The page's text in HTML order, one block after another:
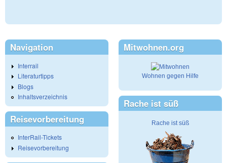
Navigation
Interrail
Literaturtipps
Blogs
Inhaltsverzeichnis
Reisevorbereitung
InterRail-Tickets
Reisevorbereitung
Mitwohnen.org
Wohnen gegen Hilfe
Rache ist süß
Rache ist süß